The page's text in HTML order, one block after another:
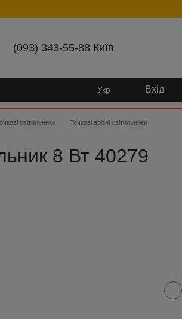
(093) 343-55-88 Київ
Укр Вхід
світильники
Точкові врізні світильники
8 Вт 40279